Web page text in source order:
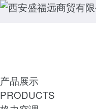
产品展示
PRODUCTS